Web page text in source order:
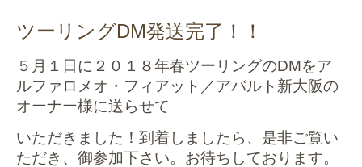
ツーリングDM発送完了！！
５月１日に２０１８年春ツーリングのDMをア
ルファロメオ・フィアット／アバルト新大阪の
オーナー様に送らせて
いただきました！ 到着しましたら、是非ご覧い
ただき、御参加下さい。お待ちしております。